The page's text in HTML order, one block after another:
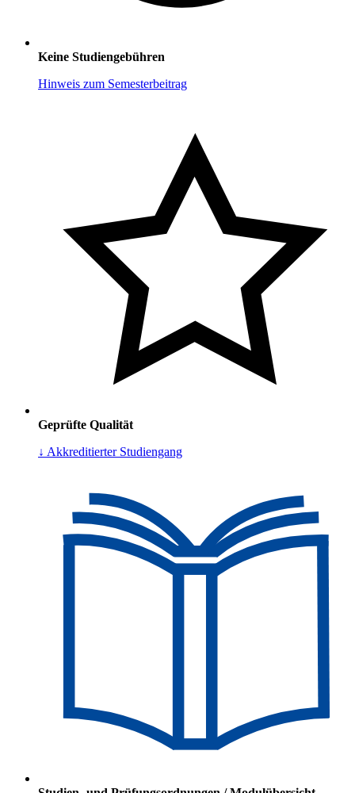
Keine Studiengebühren
Hinweis zum Semesterbeitrag
Geprüfte Qualität
↓ Akkreditierter Studiengang